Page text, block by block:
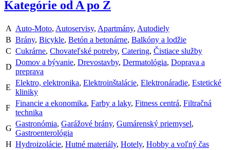
Kategórie od A po Z
A Auto-Moto, Autoservisy, Apartmány, Autodiely
B Brány, Bicykle, Betón a betonárne, Balkóny a lodžie
C Cukrárne, Chovateľské potreby, Catering, Čistiace služby
D
Domov a bývanie, Drevostavby, Dermatológia, Doprava a
preprava
E
Elektro, elektronika, Elektroinštalácie, Elektronáradie, Estetické
kliniky
F
Financie a ekonomika, Farby a laky, Fitness centrá, Filtračná
technika
G
Gastronómia, Garážové brány, Gumárenský priemysel,
Gastroenterológia
H Hydroizolácie, Hutné materiály, Hotely, Hobby a voľný čas